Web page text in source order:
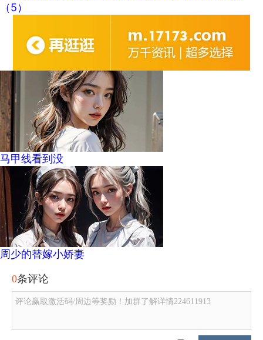
（5）
马甲线看到没
周少的替嫁小娇妻
0条评论
评论赢取激活码/周边等奖励！加群了解详情224611913